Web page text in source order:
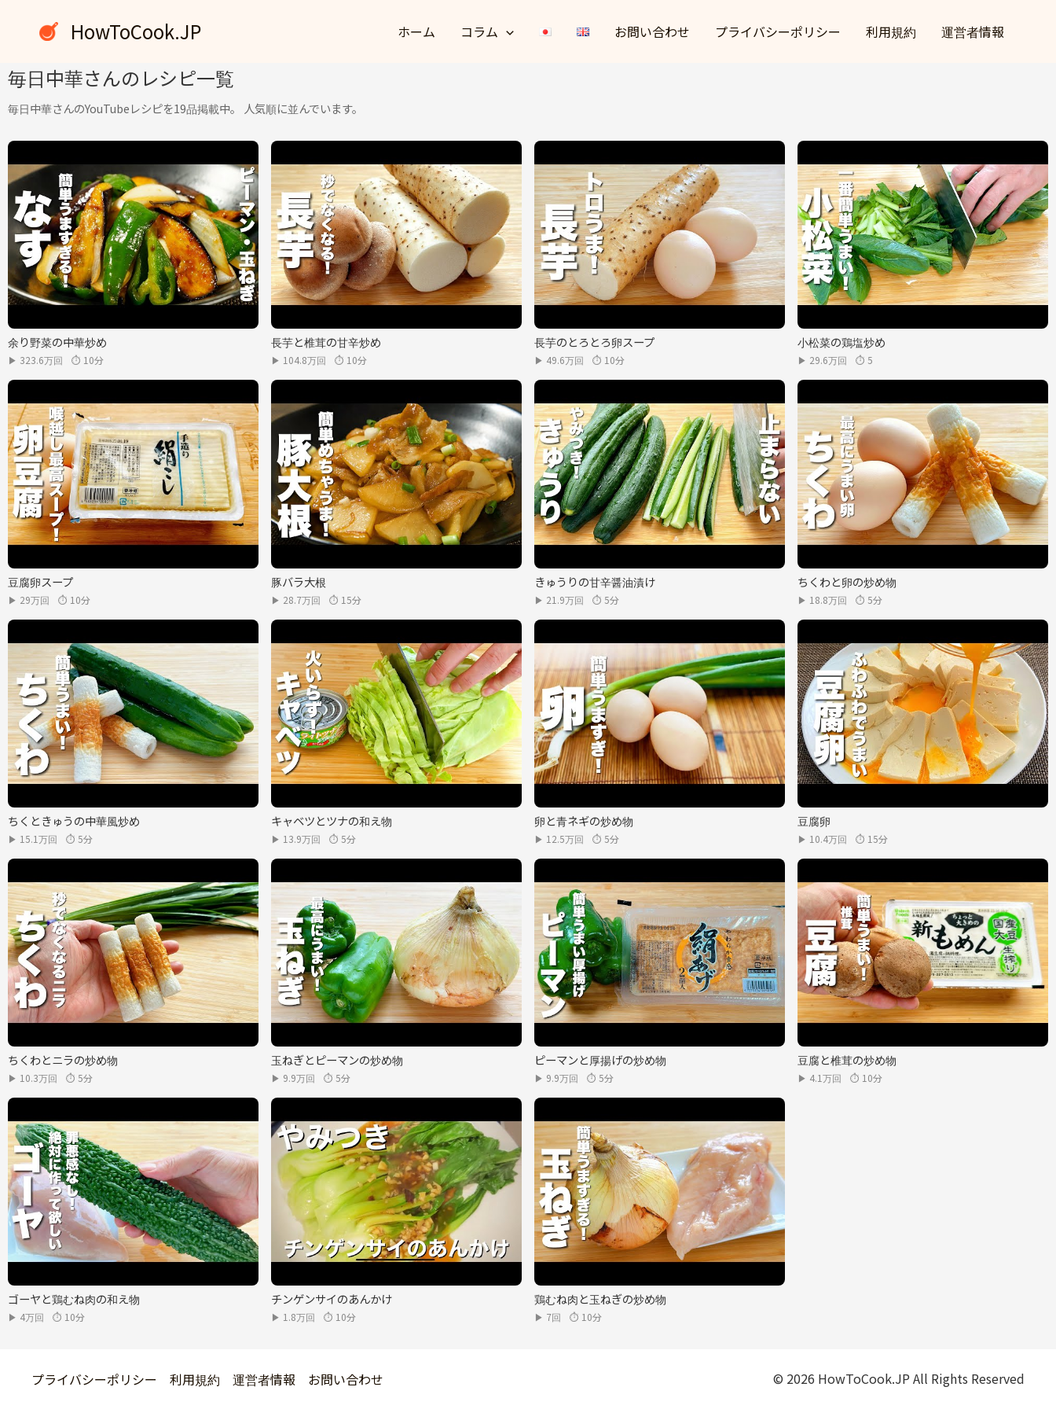
ス
キ
ッ
HowToCook.JP ホーム コラム お問い合わせ プライバシーポリシー 利用規約 運営者情報
毎日中華さんのレシピ一覧
毎日中華さんのYouTubeレシピを19品掲載中。 人気順に並んでいます。
余り野菜の中華炒め
▶ 323.6万回 ⏱ 10分
長芋と椎茸の甘辛炒め
▶ 104.8万回 ⏱ 10分
長芋のとろとろ卵スープ
▶ 49.6万回 ⏱ 10分
小松菜の鶏塩炒め
▶ 29.6万回 ⏱ 5
豆腐卵スープ
▶ 29万回 ⏱ 10分
豚バラ大根
▶ 28.7万回 ⏱ 15分
きゅうりの甘辛醤油漬け
▶ 21.9万回 ⏱ 5分
ちくわと卵の炒め物
▶ 18.8万回 ⏱ 5分
ちくときゅうの中華風炒め
▶ 15.1万回 ⏱ 5分
キャベツとツナの和え物
▶ 13.9万回 ⏱ 5分
卵と青ネギの炒め物
▶ 12.5万回 ⏱ 5分
豆腐卵
▶ 10.4万回 ⏱ 15分
ちくわとニラの炒め物
▶ 10.3万回 ⏱ 5分
玉ねぎとピーマンの炒め物
▶ 9.9万回 ⏱ 5分
ピーマンと厚揚げの炒め物
▶ 9.9万回 ⏱ 5分
豆腐と椎茸の炒め物
▶ 4.1万回 ⏱ 10分
ゴーヤと鶏むね肉の和え物
▶ 4万回 ⏱ 10分
チンゲンサイのあんかけ
▶ 1.8万回 ⏱ 10分
鶏むね肉と玉ねぎの炒め物
▶ 7回 ⏱ 10分
プライバシーポリシー 利用規約 運営者情報 お問い合わせ © 2026 HowToCook.JP All Rights Reserved